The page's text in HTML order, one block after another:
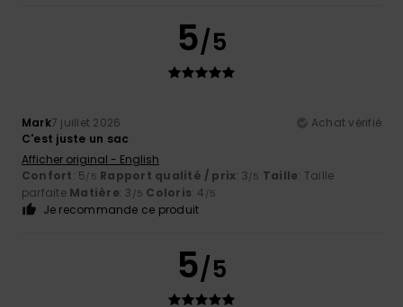
5/5
Mark7 juillet 2026
Achat vérifié
C'est juste un sac
Afficher original - English
Confort: 5/5 Rapport qualité / prix: 3/5 Taille: Taille
parfaite Matière: 3 /5 Coloris: 4 /5
Je recommande ce produit
5/5